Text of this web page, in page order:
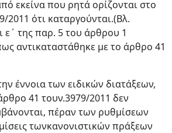
εκείνα που ρητά ορίζονται στο
2011 ότι καταργούνται.(Βλ.
ε΄ της παρ. 5 του άρθρου 1
αντικαταστάθηκε με το άρθρο 41
έννοια των ειδικών διατάξεων,
41 τουν.3979/2011 δεν
πέραν των ρυθμίσεων
τωνκανονιστικών πράξεων